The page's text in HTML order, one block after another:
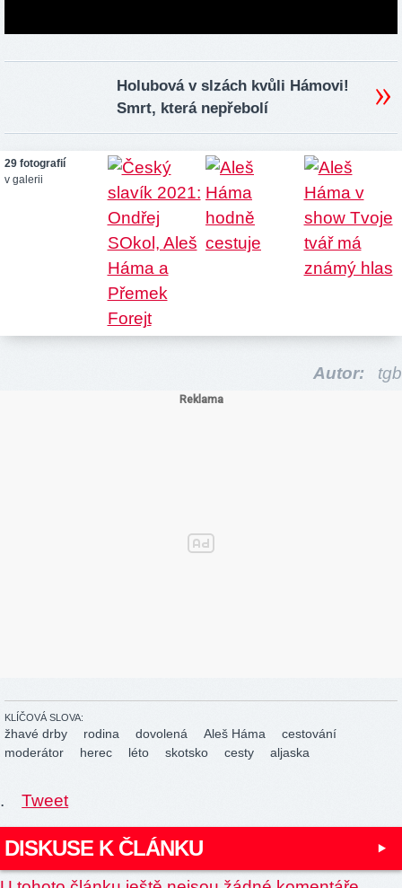
Holubová v slzách kvůli Hámovi!
Smrt, která nepřebolí
29 fotografií
v galerii
Autor: tgb
KLÍČOVÁ SLOVA:
žhavé drby rodina dovolená Aleš Háma
cestování
moderátor
herec léto skotsko cesty aljaska
. Tweet
DISKUSE K ČLÁNKU